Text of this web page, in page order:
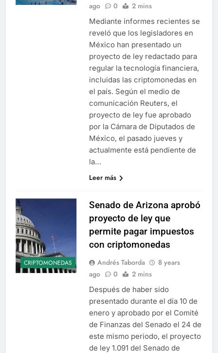
ago
0 2 mins
Mediante informes recientes se
reveló que los legisladores en
México han presentado un
proyecto de ley redactado para
regular la tecnología financiera,
incluidas las criptomonedas en
el país. Según el medio de
comunicación Reuters, el
proyecto de ley fue aprobado
por la Cámara de Diputados de
México, el pasado jueves y
actualmente está pendiente de
la…
Leer más
CRIPTOMONEDAS
Senado de Arizona aprobó
proyecto de ley que
permite pagar impuestos
con criptomonedas
Andrés Taborda
8 years
ago
0 2 mins
Después de haber sido
presentado durante el día 10 de
enero y aprobado por el Comité
de Finanzas del Senado el 24 de
este mismo periodo, el proyecto
de ley 1.091 del Senado de